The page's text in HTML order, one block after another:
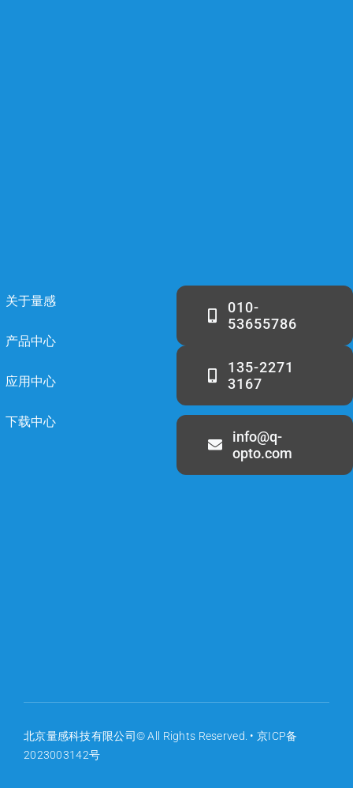
关于量感
产品中心
应用中心
下载中心
010-
53655786
135-2271
3167
info@q-
opto.com
北京量感科技有限公司© All Rights Reserved. • 京ICP备
2023003142号